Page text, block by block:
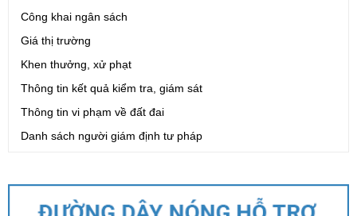
Công khai ngân sách
Giá thị trường
Khen thưởng, xử phạt
Thông tin kết quả kiểm tra, giám sát
Thông tin vi phạm về đất đai
Danh sách người giám định tư pháp